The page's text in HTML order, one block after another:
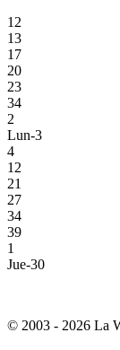
12
13
17
20
23
34
2
Lun-3
4
12
21
27
34
39
1
Jue-30
© 2003 - 2026 La